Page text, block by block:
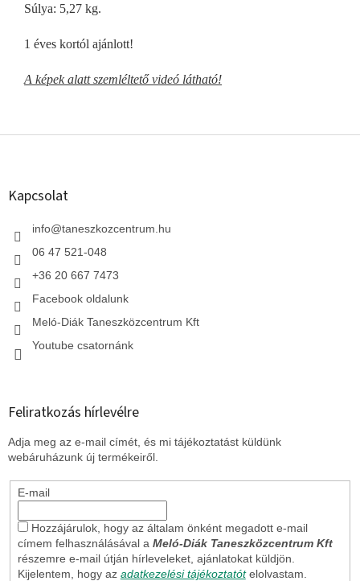
Súlya: 5,27 kg.
1 éves kortól ajánlott!
A képek alatt szemléltető videó látható!
L
Kapcsolat
info@taneszkozcentrum.hu
06 47 521-048
+36 20 667 7473
Facebook oldalunk
Meló-Diák Taneszközcentrum Kft
Youtube csatornánk
Feliratkozás hírlevélre
Adja meg az e-mail címét, és mi tájékoztatást küldünk
webáruházunk új termékeiről.
E-mail
Hozzájárulok, hogy az általam önként megadott e-mail
címem felhasználásával a Meló-Diák Taneszközcentrum Kft
részemre e-mail útján hírleveleket, ajánlatokat küldjön.
Kijelentem, hogy az adatkezelési tájékoztatót elolvastam.